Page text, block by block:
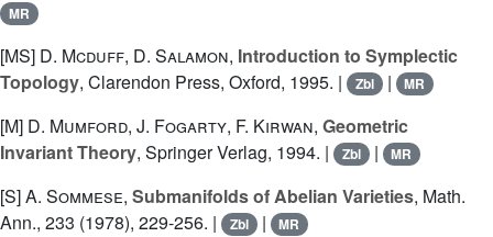
MR
[MS] D. Mcduff, D. Salamon, Introduction to Symplectic
Topology, Clarendon Press, Oxford, 1995. | Zbl | MR
[M] D. Mumford, J. Fogarty, F. Kirwan, Geometric
Invariant Theory, Springer Verlag, 1994. | Zbl | MR
[S]A. Sommese, Submanifolds of Abelian Varieties, Math.
Ann., 233 (1978), 229-256. |
Zbl | MR